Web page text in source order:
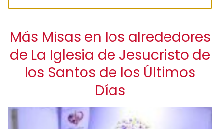
Más Misas en los alrededores
de La Iglesia de Jesucristo de
los Santos de los Últimos
Días